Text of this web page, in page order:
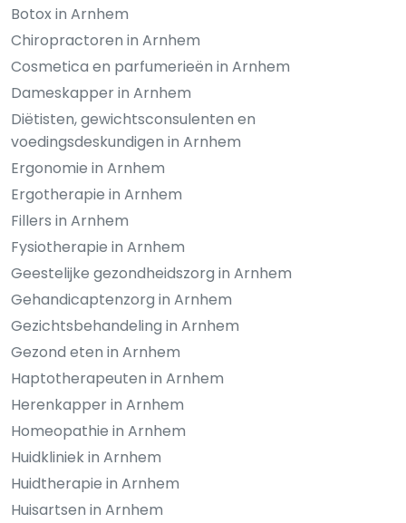
Botox in Arnhem
Chiropractoren in Arnhem
Cosmetica en parfumerieën in Arnhem
Dameskapper in Arnhem
Diëtisten, gewichtsconsulenten en
voedingsdeskundigen in Arnhem
Ergonomie in Arnhem
Ergotherapie in Arnhem
Fillers in Arnhem
Fysiotherapie in Arnhem
Geestelijke gezondheidszorg in Arnhem
Gehandicaptenzorg in Arnhem
Gezichtsbehandeling in Arnhem
Gezond eten in Arnhem
Haptotherapeuten in Arnhem
Herenkapper in Arnhem
Homeopathie in Arnhem
Huidkliniek in Arnhem
Huidtherapie in Arnhem
Huisartsen in Arnhem